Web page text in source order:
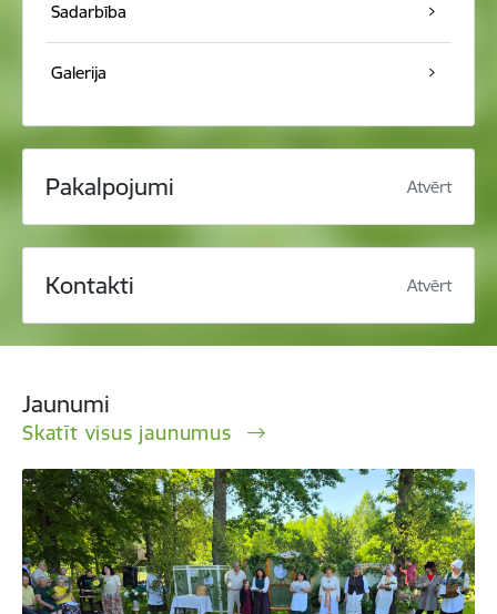
Sadarbība
Galerija
Pakalpojumi Atvērt
Kontakti Atvērt
Jaunumi
Skatīt visus jaunumus